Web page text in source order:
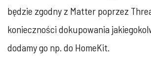
będzie zgodny z Matter poprzez
konieczności dokupowania
dodamy go np. do HomeKit.